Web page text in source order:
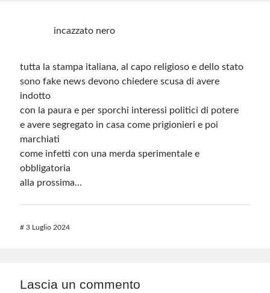
incazzato nero
tutta la stampa italiana, al capo religioso e dello stato
sono fake news devono chiedere scusa di avere
indotto
con la paura e per sporchi interessi politici di potere
e avere segregato in casa come prigionieri e poi
marchiati
come infetti con una merda sperimentale e
obbligatoria
alla prossima…
#3 Luglio 2024
Lascia un commento